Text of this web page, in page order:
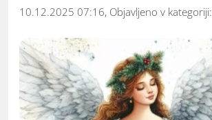
10.12.2025 07:16, Objavljeno v kategoriji: